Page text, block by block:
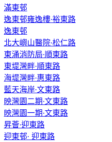
滿東邨
逸東邨雍逸樓·裕東路
逸東邨
北大嶼山醫院·松仁路
東涌消防局·順東路
東堤灣畔·順東路
海堤灣畔·惠東路
藍天海岸·文東路
映灣園二期·文東路
映灣園一期·文東路
昇薈·迎東路
迎東邨· 迎東路